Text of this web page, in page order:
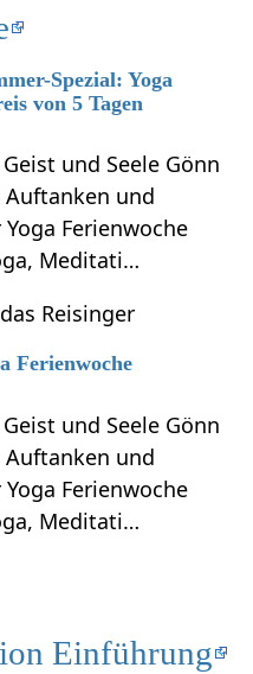
Spezial: Yoga
von 5 Tagen
und Seele Gönn
und
Ferienwoche
Meditati…
Reisinger
Ferienwoche
und Seele Gönn
und
Ferienwoche
Meditati…
Einführung